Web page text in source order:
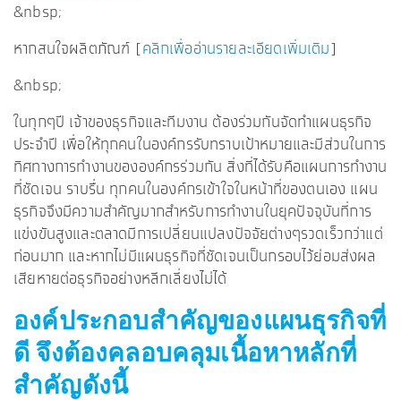
&nbsp;
หากสนใจผลิตภัณฑ์ [คลิกเพื่ออ่านรายละเอียดเพิ่มเติม]
&nbsp;
ในทุกๆปี เจ้าของธุรกิจและทีมงาน ต้องร่วมกันจัดทำแผนธุรกิจ
ประจำปี เพื่อให้ทุกคนในองค์กรรับทราบเป้าหมายและมีส่วนในการ
ทิศทางการทำงานขององค์กรร่วมกัน สิ่งที่ได้รับคือแผนการทำงาน
ที่ชัดเจน ราบรื่น ทุกคนในองค์กรเข้าใจในหน้าที่ของตนเอง แผน
ธุรกิจจึงมีความสำคัญมากสำหรับการทำงานในยุคปัจจุบันที่การ
แข่งขันสูงและตลาดมีการเปลี่ยนแปลงปัจจัยต่างๆรวดเร็วกว่าแต่
ก่อนมาก และหากไม่มีแผนธุรกิจที่ชัดเจนเป็นกรอบไว้ย่อมส่งผล
เสียหายต่อธุรกิจอย่างหลีกเลี่ยงไม่ได้
องค์ประกอบสำคัญของแผนธุรกิจที่
ดี จึงต้องคลอบคลุมเนื้อหาหลักที่
สำคัญดังนี้